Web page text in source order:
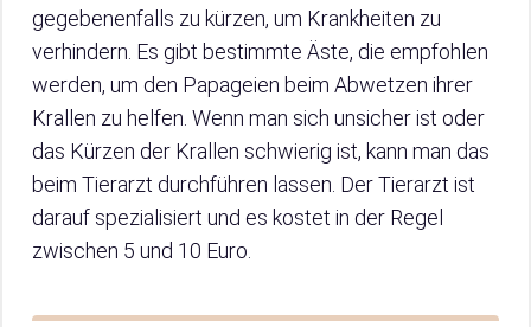
gegebenenfalls zu kürzen, um Krankheiten zu
verhindern. Es gibt bestimmte Äste, die empfohlen
werden, um den Papageien beim Abwetzen ihrer
Krallen zu helfen. Wenn man sich unsicher ist oder
das Kürzen der Krallen schwierig ist, kann man das
beim Tierarzt durchführen lassen. Der Tierarzt ist
darauf spezialisiert und es kostet in der Regel
zwischen 5 und 10 Euro.